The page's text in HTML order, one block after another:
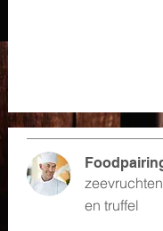
en truffel